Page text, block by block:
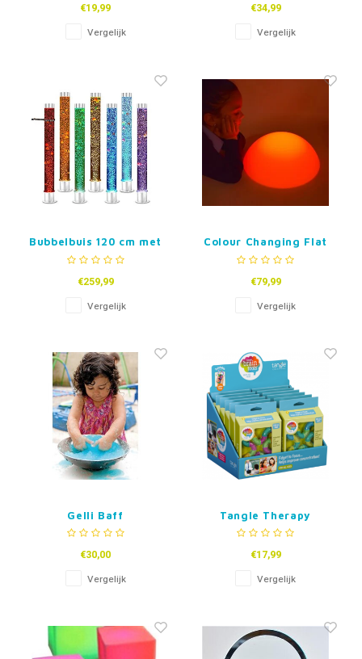
€19,99
Vergelijk
€34,99
Vergelijk
Bubbelbuis 120 cm met
visjes en wandklem
€259,99
Vergelijk
Colour Changing Flat
Pebble
€79,99
Vergelijk
Gelli Baff
Sensoriekblubber
€30,00
Vergelijk
Tangle Therapy
€17,99
Vergelijk